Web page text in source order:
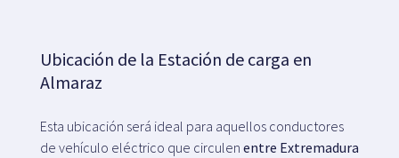
Ubicación de la Estación de carga en
Almaraz
Esta ubicación será ideal para aquellos conductores
de vehículo eléctrico que circulen entre Extremadura